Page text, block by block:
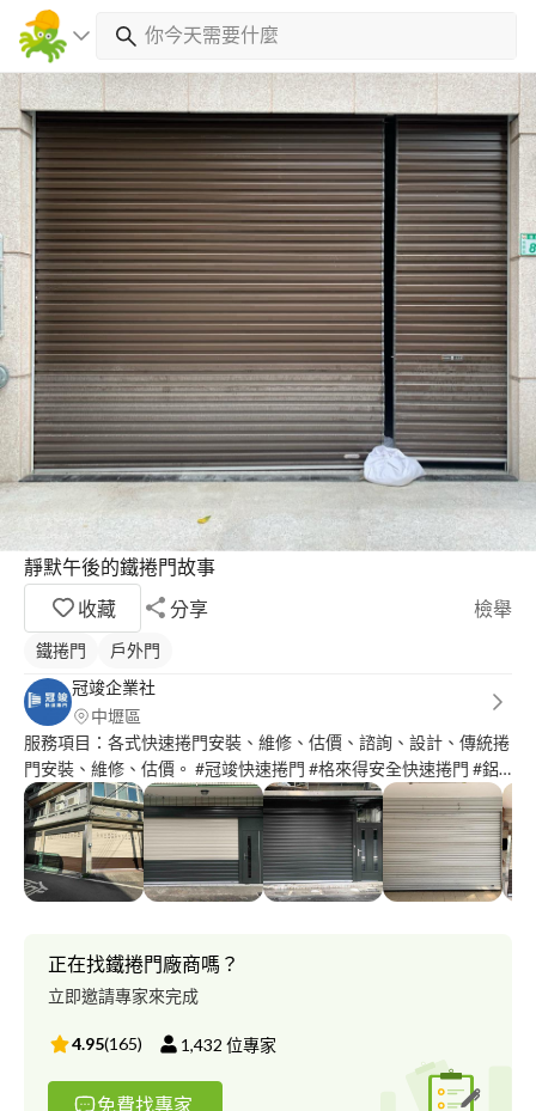
靜默午後的鐵捲門故事
收藏
分享 檢舉
鐵捲門
戶外門
冠竣企業社
中壢區
服務項目：各式快速捲門安裝、維修、估價、諮詢、設計、傳統捲
門安裝、維修、估價。 #冠竣快速捲門 #格來得安全快速捲門 #鋁
合金安全快速捲門 #鍍鋁鋅安全快速捲門 #傳統捲門 #傳統捲門馬
達 #客製化不銹鋼手推小門 #服務至上 #價格公道 #汰舊換新 #免費
諮詢 #售後服務很重要‼️ #歡迎洽詢
正在找鐵捲門廠商嗎？
立即邀請專家來完成
4.95(165) 1,432 位專家
免費找專家